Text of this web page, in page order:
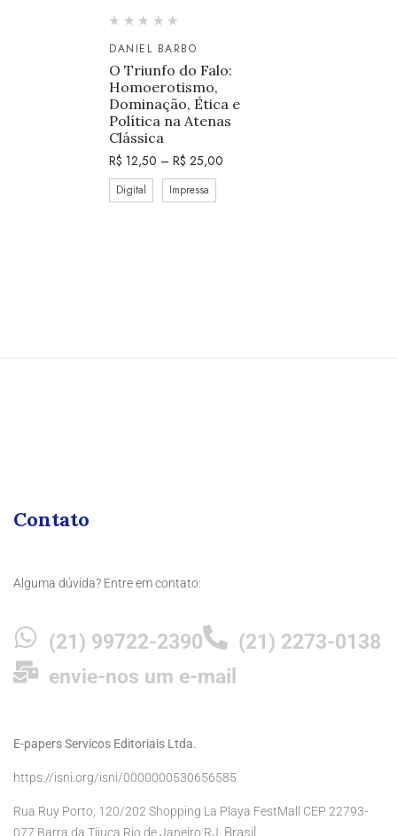
DANIEL BARBO
O Triunfo do Falo:
Homoerotismo,
Dominação, Ética e
Política na Atenas
Clássica
R$ 12,50 – R$ 25,00
Digital Impressa
Contato
Alguma dúvida? Entre em contato:
(21) 99722-2390
(21) 2273-0138
envie-nos um e-mail
E-papers Servicos Editoriais Ltda.
https://isni.org/isni/0000000530656585
Rua Ruy Porto, 120/202 Shopping La Playa FestMall CEP 22793-
077 Barra da Tijuca Rio de Janeiro RJ, Brasil